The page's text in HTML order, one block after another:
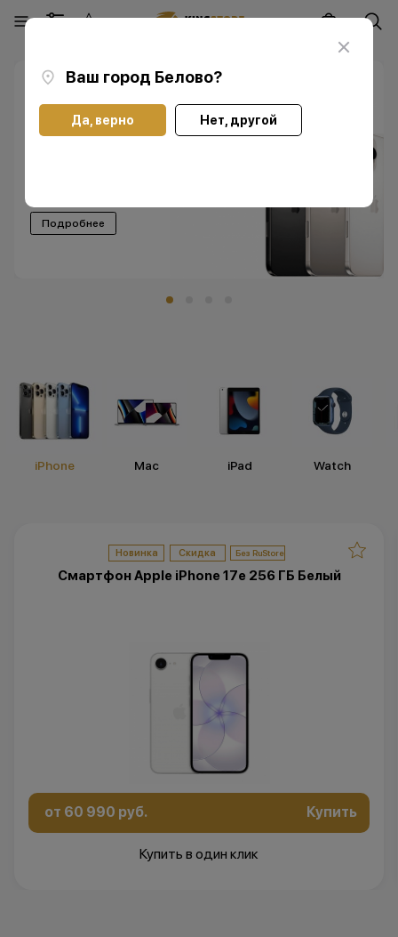
Ваш город Белово?
Да, верно Нет, другой
Пожизненная гарантия
Получитепожизненную
Подробнее
iPhone Мас iPad Watch
Новинка Скидка
Смартфон Apple iPhone 17e 256 ГБ Белый
от 60 990 руб. Купить
Купить в один клик